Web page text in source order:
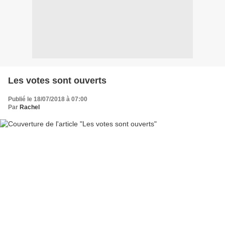
Les votes sont ouverts
Publié le 18/07/2018 à 07:00
Par Rachel